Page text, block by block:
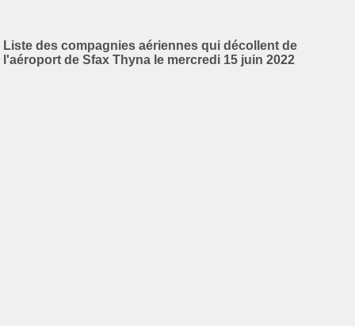
Liste des compagnies aériennes qui décollent de
l'aéroport de Sfax Thyna le mercredi 15 juin 2022